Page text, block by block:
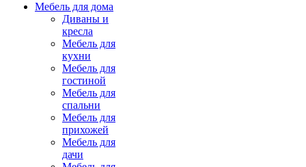
Мебель для дома
Диваны и
кресла
Мебель для
кухни
Мебель для
гостиной
Мебель для
спальни
Мебель для
прихожей
Мебель для
дачи